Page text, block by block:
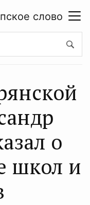
о
школ и